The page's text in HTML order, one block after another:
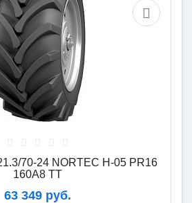
70-24 NORTEC H-05 PR16
160A8 TT
63 349 руб.